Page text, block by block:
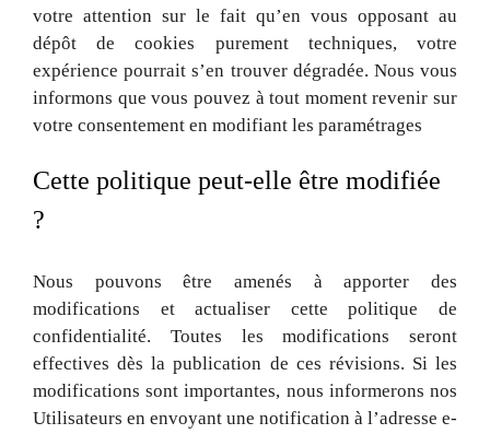
votre attention sur le fait qu’en vous opposant au
dépôt de cookies purement techniques, votre
expérience pourrait s’en trouver dégradée. Nous vous
informons que vous pouvez à tout moment revenir sur
votre consentement en modifiant les paramétrages
Cette politique peut-elle être modifiée
?
Nous pouvons être amenés à apporter des
modifications et actualiser cette politique de
confidentialité. Toutes les modifications seront
effectives dès la publication de ces révisions. Si les
modifications sont importantes, nous informerons nos
Utilisateurs en envoyant une notification à l’adresse e-